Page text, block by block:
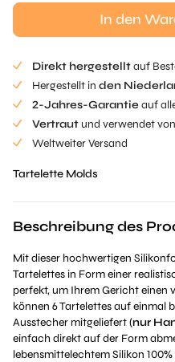
In den
Direkt hergestelltauf
Hergestellt in den
2-Jahres-Garantieauf
Vertraut und verwendet
Weltweiter Versand
Tartelette Molds
Beschreibung des
Mit dieser hochwertigen
Tartelettes in Form einer
perfekt, um Ihrem Gericht einen
können 6 Tartelettes auf einmal
Ausstecher mitgeliefert (nur
einfach direkt auf der Form
lebensmittelechtem Silikon